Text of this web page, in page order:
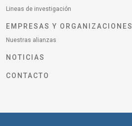
Lineas de investigación
EMPRESAS Y ORGANIZACIONES
Nuestras alianzas
NOTICIAS
CONTACTO